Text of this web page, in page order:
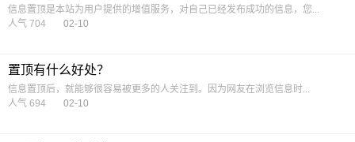
信息置顶是本站为用户提供的增值服务，对自己已经发布成功的信息，您...
人气 704
02-10
置顶有什么好处？
信息置顶后，就能够很容易被更多的人关注到。因为网友在浏览信息时...
人气 694
02-10